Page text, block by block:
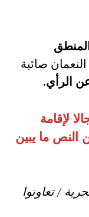
صائبة
الرأي.
لإقامة
النص ما يبين
/تعاونوا